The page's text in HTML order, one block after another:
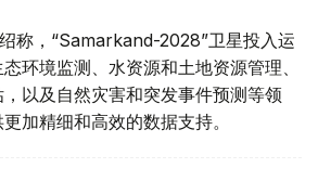
称，“Samarkand-2028”卫星投入运
环境监测、水资源和土地资源管理、
以及自然灾害和突发事件预测等领
加精细和高效的数据支持。